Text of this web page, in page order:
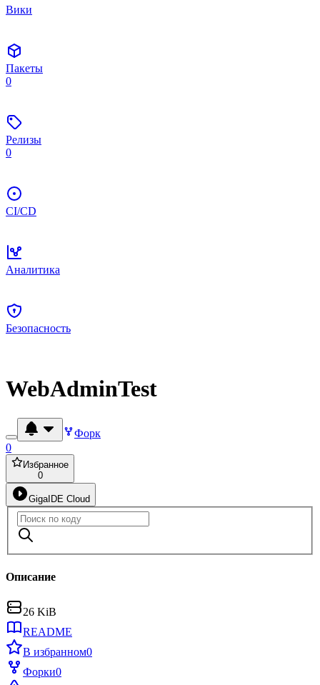
Вики
Пакеты
0
Релизы
0
CI/CD
Аналитика
Безопасность
WebAdminTest
Форк
0
Избранное
0
GigaIDE Cloud
Описание
26 KiB
README
В избранном0
Форки0